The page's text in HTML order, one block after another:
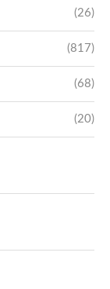
(26)
(817)
(68)
(20)